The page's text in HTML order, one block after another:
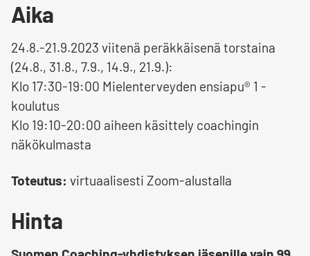
Aika
24.8.-21.9.2023 viitenä peräkkäisenä torstaina
(24.8., 31.8., 7.9., 14.9., 21.9.):
Klo 17:30-19:00 Mielenterveyden ensiapu® 1 -
koulutus
Klo 19:10-20:00 aiheen käsittely coachingin
näkökulmasta
Toteutus: virtuaalisesti Zoom-alustalla
Hinta